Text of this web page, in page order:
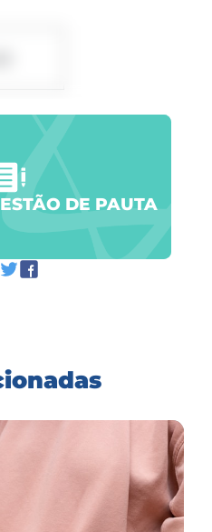
DE PAUTA